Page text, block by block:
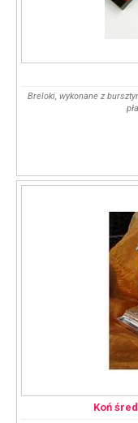
Breloki, wykonane z
Koń